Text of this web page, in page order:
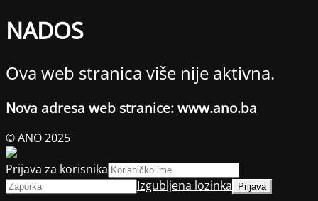
NADOS
Ova web stranica više nije aktivna.
Nova adresa web stranice: www.ano.ba
© ANO 2025
Prijava za korisnika
Izgubljena lozinka